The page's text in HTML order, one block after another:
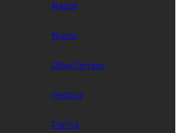
Napoli
Nuoro
Olbia-Tempio
Padova
Parma